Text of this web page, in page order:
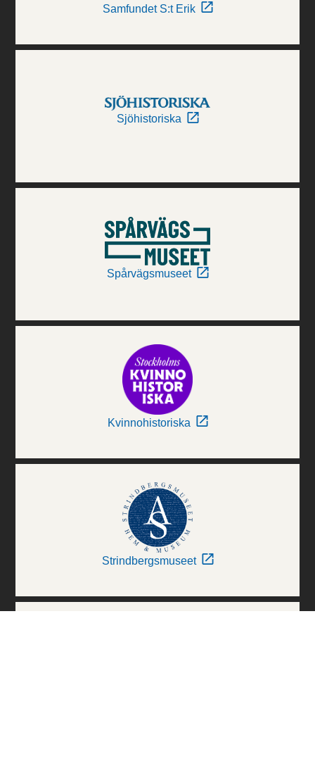
Samfundet S:t Erik
Sjöhistoriska
Spårvägsmuseet
Kvinnohistoriska
Strindbergsmuseet